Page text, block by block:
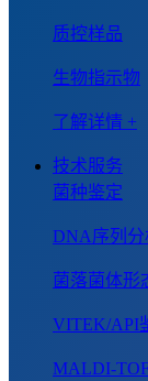
质控样品
生物指示物
了解详情 +
技术服务
菌种鉴定
DNA序列分
菌落菌体形
VITEK/API
MALDI-